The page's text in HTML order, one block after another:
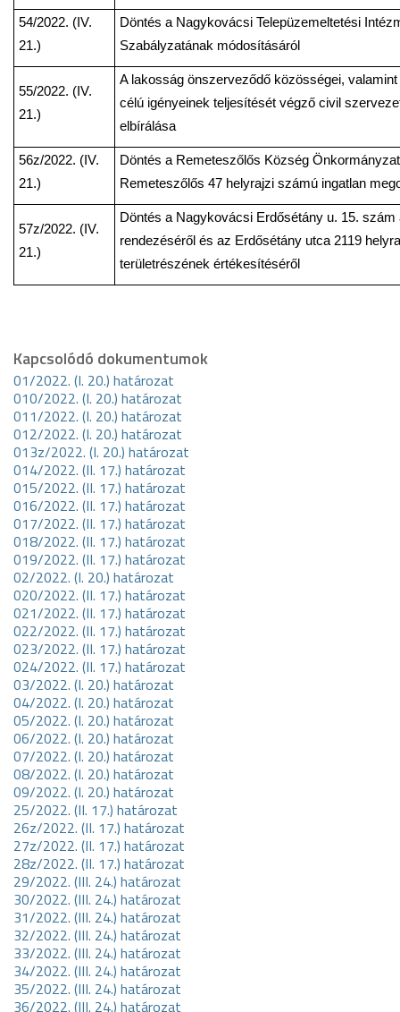
54/2022. (IV.
21.)
Döntés a Nagykovácsi Telepüzemeltetési
Szabályzatának módosításáról
55/2022. (IV.
21.)
A lakosság önszerveződő közösségei,
célú igényeinek teljesítését végző civil
elbírálása
56z/2022. (IV.
21.)
Döntés a Remeteszőlős Község
Remeteszőlős 47 helyrajzi számú ingatlan
57z/2022. (IV.
21.)
Döntés a Nagykovácsi Erdősétány u. 15. szám
rendezéséről és az Erdősétány utca 2119
területrészének értékesítéséről
Kapcsolódó dokumentumok
01/2022. (I. 20.) határozat
010/2022. (I. 20.) határozat
011/2022. (I. 20.) határozat
012/2022. (I. 20.) határozat
013z/2022. (I. 20.) határozat
014/2022. (II. 17.) határozat
015/2022. (II. 17.) határozat
016/2022. (II. 17.) határozat
017/2022. (II. 17.) határozat
018/2022. (II. 17.) határozat
019/2022. (II. 17.) határozat
02/2022. (I. 20.) határozat
020/2022. (II. 17.) határozat
021/2022. (II. 17.) határozat
022/2022. (II. 17.) határozat
023/2022. (II. 17.) határozat
024/2022. (II. 17.) határozat
03/2022. (I. 20.) határozat
04/2022. (I. 20.) határozat
05/2022. (I. 20.) határozat
06/2022. (I. 20.) határozat
07/2022. (I. 20.) határozat
08/2022. (I. 20.) határozat
09/2022. (I. 20.) határozat
25/2022. (II. 17.) határozat
26z/2022. (II. 17.) határozat
27z/2022. (II. 17.) határozat
28z/2022. (II. 17.) határozat
29/2022. (III. 24.) határozat
30/2022. (III. 24.) határozat
31/2022. (III. 24.) határozat
32/2022. (III. 24.) határozat
33/2022. (III. 24.) határozat
34/2022. (III. 24.) határozat
35/2022. (III. 24.) határozat
36/2022. (III. 24.) határozat